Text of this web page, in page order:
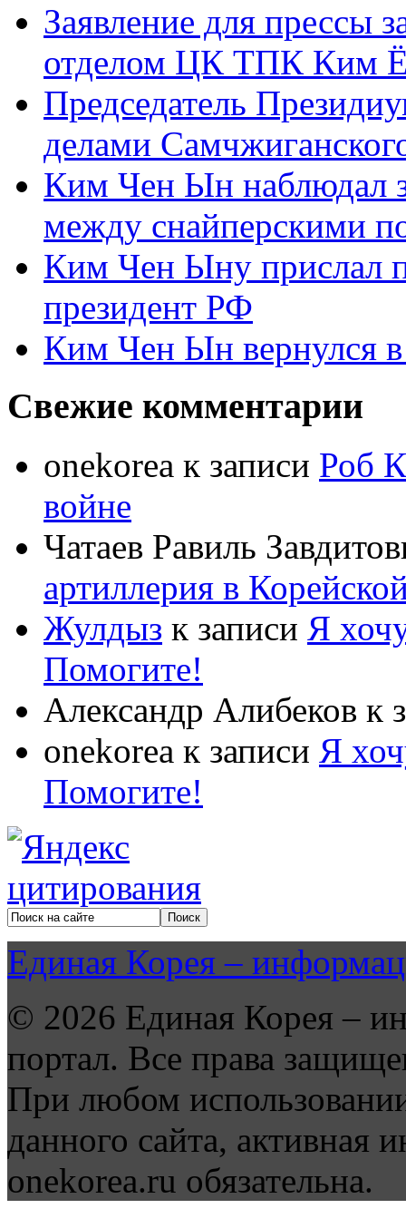
Заявление для прессы
отделом ЦК ТПК Ким
Председатель
делами
Ким Чен Ын наблюдал
между снайперскими
Ким Чен Ыну прислал
президент РФ
Ким Чен Ын вернулся
Свежие комментарии
onekorea к записи Роб
войне
Чатаев Равиль
артиллерия в
Жулдыз к записи Я
Помогите!
Александр Алибеков к
onekorea к записи Я
Помогите!
Единая Корея –
© 2026 Единая Корея –
портал. Все права
При любом
данного сайта, активная
onekorea.ru обязательна.